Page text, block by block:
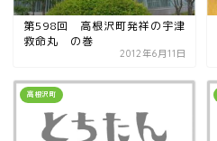
第598回 高根沢町発祥の宇津
救命丸 の巻
2012年6月11日
高根沢町